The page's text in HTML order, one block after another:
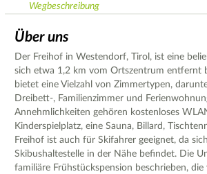
Wegbeschreibung
Über uns
Der Freihof in Westendorf, Tirol, ist eine
sich etwa 1,2 km vom Ortszentrum entfernt
bietet eine Vielzahl von Zimmertypen,
Dreibett-, Familienzimmer und
Annehmlichkeiten gehören kostenloses
Kinderspielplatz, eine Sauna, Billard,
Freihof ist auch für Skifahrer geeignet, da
Skibushaltestelle in der Nähe befindet. Die
familiäre Frühstückspension beschrieben, die